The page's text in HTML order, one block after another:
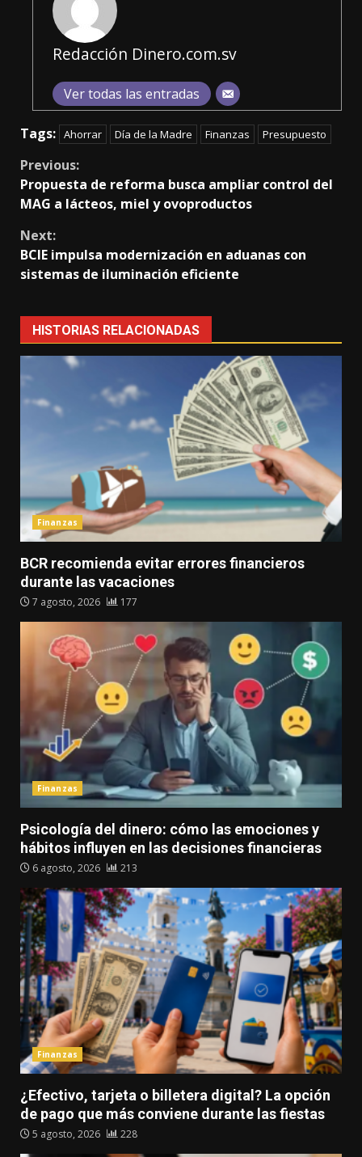
Redacción Dinero.com.sv
Ver todas las entradas
Tags: Ahorrar Día de la Madre Finanzas Presupuesto
Continue
Reading
Previous:
Propuesta de reforma busca ampliar control del
MAG a lácteos, miel y ovoproductos
Next:
BCIE impulsa modernización en aduanas con
sistemas de iluminación eficiente
HISTORIAS RELACIONADAS
Finanzas
BCR recomienda evitar errores financieros
durante las vacaciones
7 agosto, 2026 177
Finanzas
Psicología del dinero: cómo las emociones y
hábitos influyen en las decisiones financieras
6 agosto, 2026 213
Finanzas
¿Efectivo, tarjeta o billetera digital? La opción
de pago que más conviene durante las fiestas
5 agosto, 2026 228